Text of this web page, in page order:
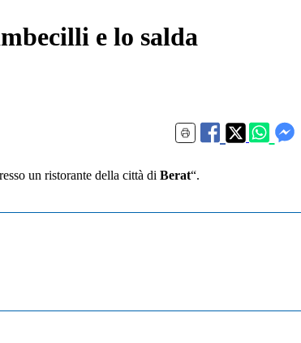
e lo salda
un ristorante della città di Berat“.